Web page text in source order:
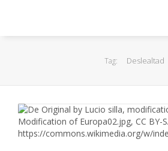
EuroLeague
Tag: Deslealtad